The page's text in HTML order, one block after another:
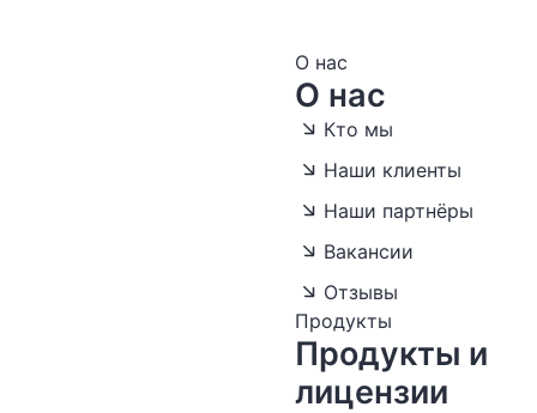
О нас
О нас
Кто мы
Наши клиенты
Наши партнёры
Вакансии
Отзывы
Продукты
Продукты и
лицензии